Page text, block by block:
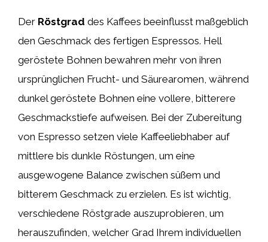
Der Röstgrad des Kaffees beeinflusst maßgeblich
den Geschmack des fertigen Espressos. Hell
geröstete Bohnen bewahren mehr von ihren
ursprünglichen Frucht- und Säurearomen, während
dunkel geröstete Bohnen eine vollere, bitterere
Geschmackstiefe aufweisen. Bei der Zubereitung
von Espresso setzen viele Kaffeeliebhaber auf
mittlere bis dunkle Röstungen, um eine
ausgewogene Balance zwischen süßem und
bitterem Geschmack zu erzielen. Es ist wichtig,
verschiedene Röstgrade auszuprobieren, um
herauszufinden, welcher Grad Ihrem individuellen